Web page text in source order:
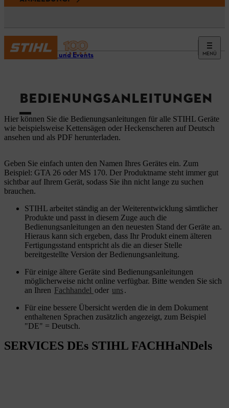
MENÜ
Service und Events
BEDIENUNGSANLEITUNGEN
Hier können Sie die Bedienungsanleitungen für alle STIHL Geräte
wie beispielsweise Kettensägen oder Heckenscheren auf Deutsch
ansehen und als PDF herunterladen.
Geben Sie einfach unten den Namen Ihres Gerätes ein. Zum
Beispiel: GTA 26 oder MS 170. Der Produktname steht immer gut
sichtbar auf Ihrem Gerät, sodass Sie ihn nicht lange zu suchen
brauchen.
STIHL arbeitet ständig an der Weiterentwicklung sämtlicher
Produkte und passt in diesem Zuge auch die
Bedienungsanleitungen an den neuesten Stand der Geräte an.
Hieraus kann sich ergeben, dass Ihr Produkt einem älteren
Fertigungsstand entspricht als die an dieser Stelle
bereitgestellte Version der Bedienungsanleitung.
Für einige ältere Geräte sind Bedienungsanleitungen
möglicherweise nicht online verfügbar. Bitte wenden Sie sich
an Ihren Fachhandel oder uns.
Für eine bessere Übersicht werden die in dem Dokument
enthaltenen Sprachen zusätzlich angezeigt, zum Beispiel
"DE" = Deutsch.
SERVICES DEs STIHL FACHHaNDels